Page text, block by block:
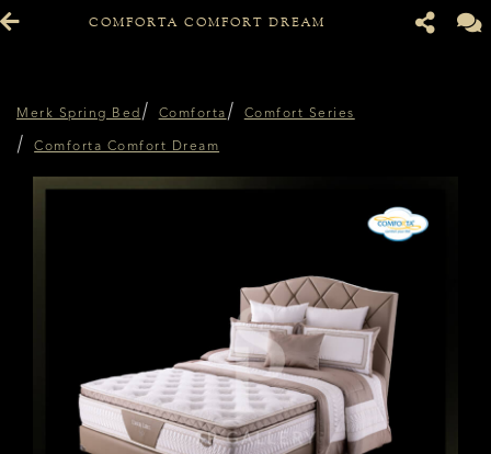
COMFORTA COMFORT DREAM
Merk Spring Bed Comforta Comfort Series
Comforta Comfort Dream